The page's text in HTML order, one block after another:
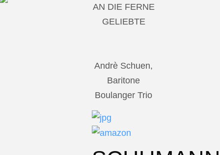
AN DIE FERNE
GELIEBTE
Andrè Schuen,
Baritone
Boulanger Trio